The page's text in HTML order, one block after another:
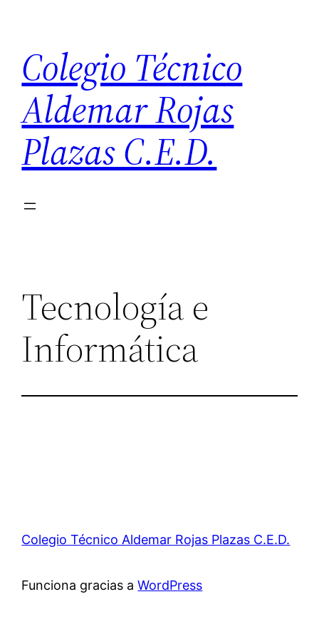
contenido
Colegio Técnico
Aldemar Rojas
Plazas C.E.D.
Tecnología e
Informática
Colegio Técnico Aldemar Rojas Plazas C.E.D.
Funciona gracias aWordPress